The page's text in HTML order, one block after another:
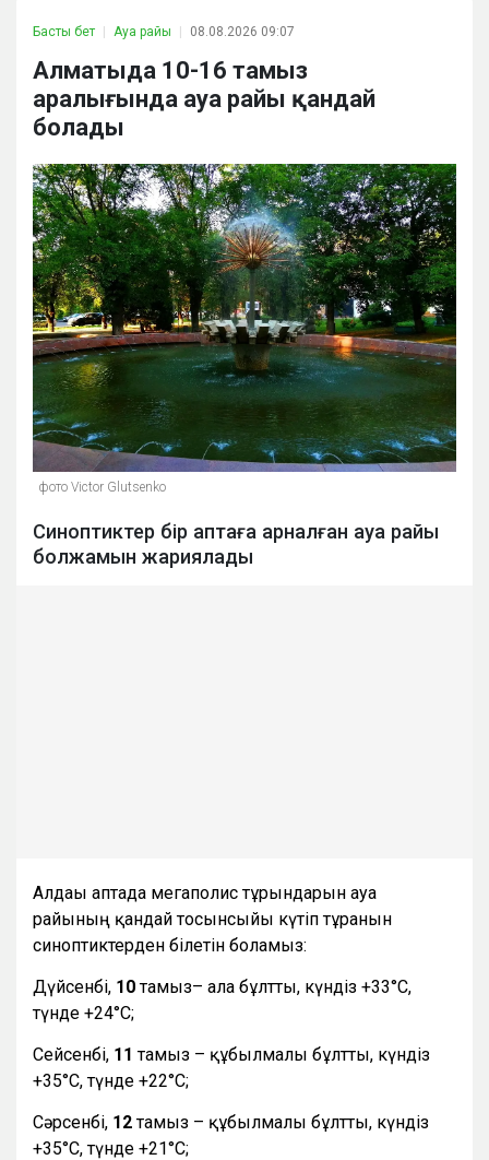
Басты бет Ауа райы 08.08.2026 09:07
Алматыда 10-16 тамыз
аралығында ауа райы қандай
болады
фото Victor Glutsenko
Синоптиктер бір аптаға арналған ауа райы
болжамын жариялады
Алдағы аптада мегаполис тұрғындарын ауа
райының қандай тосынсыйы күтіп тұрғанын
синоптиктерден білетін боламыз:
Дүйсенбі, 10тамыз– ала бұлтты, күндіз +33°С,
түнде +24°С;
Сейсенбі, 11тамыз – құбылмалы бұлтты, күндіз
+35°С, түнде +22°С;
Сәрсенбі, 12тамыз – құбылмалы бұлтты, күндіз
+35°С, түнде +21°С;